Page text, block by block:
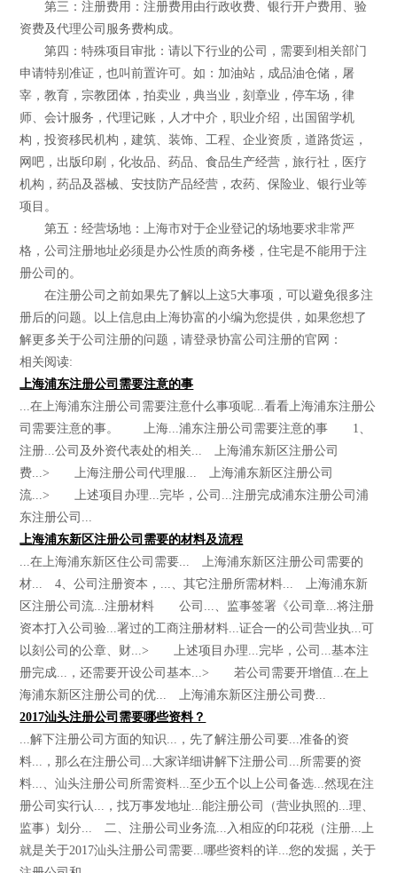
第三：注册费用：注册费用由行政收费、银行开户费用、验
资费及代理公司服务费构成。
第四：特殊项目审批：请以下行业的公司，需要到相关部门
申请特别准证，也叫前置许可。如：加油站，成品油仓储，屠
宰，教育，宗教团体，拍卖业，典当业，刻章业，停车场，律
师、会计服务，代理记账，人才中介，职业介绍，出国留学机
构，投资移民机构，建筑、装饰、工程、企业资质，道路货运，
网吧，出版印刷，化妆品、药品、食品生产经营，旅行社，医疗
机构，药品及器械、安技防产品经营，农药、保险业、银行业等
项目。
第五：经营场地：上海市对于企业登记的场地要求非常严
格，公司注册地址必须是办公性质的商务楼，住宅是不能用于注
册公司的。
在注册公司之前如果先了解以上这5大事项，可以避免很多注
册后的问题。以上信息由上海协富的小编为您提供，如果您想了
解更多关于公司注册的问题，请登录协富公司注册的官网：
相关阅读:
上海浦东注册公司需要注意的事
...在上海浦东注册公司需要注意什么事项呢...看看上海浦东注册公
司需要注意的事。 上海...浦东注册公司需要注意的事 1、
注册...公司及外资代表处的相关... 上海浦东新区注册公司
费...> 上海注册公司代理服... 上海浦东新区注册公司
流...> 上述项目办理...完毕，公司...注册完成浦东注册公司浦
东注册公司...
上海浦东新区注册公司需要的材料及流程
...在上海浦东新区住公司需要... 上海浦东新区注册公司需要的
材... 4、公司注册资本，...、其它注册所需材料... 上海浦东新
区注册公司流...注册材料 公司...、监事签署《公司章...将注册
资本打入公司验...署过的工商注册材料...证合一的公司营业执...可
以刻公司的公章、财...> 上述项目办理...完毕，公司...基本注
册完成...，还需要开设公司基本...> 若公司需要开增值...在上
海浦东新区注册公司的优... 上海浦东新区注册公司费...
2017汕头注册公司需要哪些资料？
...解下注册公司方面的知识...，先了解注册公司要...准备的资
料...，那么在注册公司...大家详细讲解下注册公司...所需要的资
料...、汕头注册公司所需资料...至少五个以上公司备选...然现在注
册公司实行认...，找万事发地址...能注册公司（营业执照的...理、
监事）划分... 二、注册公司业务流...入相应的印花税（注册...上
就是关于2017汕头注册公司需要...哪些资料的详...您的发掘，关于